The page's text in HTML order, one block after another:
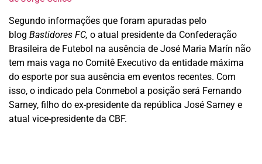
Segundo informações que foram apuradas pelo
blog Bastidores FC, o atual presidente da Confederação
Brasileira de Futebol na ausência de José Maria Marín não
tem mais vaga no Comitê Executivo da entidade máxima
do esporte por sua ausência em eventos recentes. Com
isso, o indicado pela Conmebol a posição será Fernando
Sarney, filho do ex-presidente da república José Sarney e
atual vice-presidente da CBF.